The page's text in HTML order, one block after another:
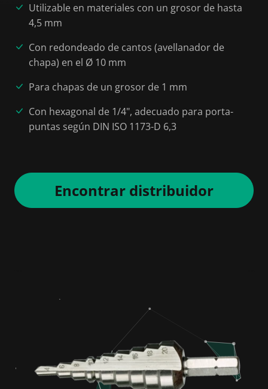
Utilizable en materiales con un grosor de hasta
4,5 mm
Con redondeado de cantos (avellanador de
chapa) en el Ø 10 mm
Para chapas de un grosor de 1 mm
Con hexagonal de 1/4", adecuado para porta-
puntas según DIN ISO 1173-D 6,3
Encontrar distribuidor